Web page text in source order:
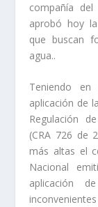
compañía
aprobó hoy
que buscan
agua..
Teniendo
aplicación de
Regulación
(CRA 726 de
más altas el
Nacional
aplicación